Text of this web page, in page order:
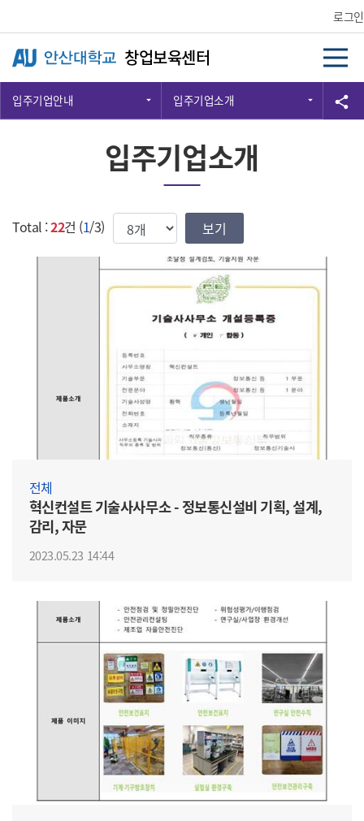
Skip Menu 로그인
창업보육센터
입주기업안내 입주기업소개 공
share
입주기업소개
Total :22건 (1/3) 한번에 보여질 게시물 갯수
전체
혁신컨설트 기술사사무소 - 정보통신설비 기획, 설계,
감리, 자문
2023.05.23 14:44